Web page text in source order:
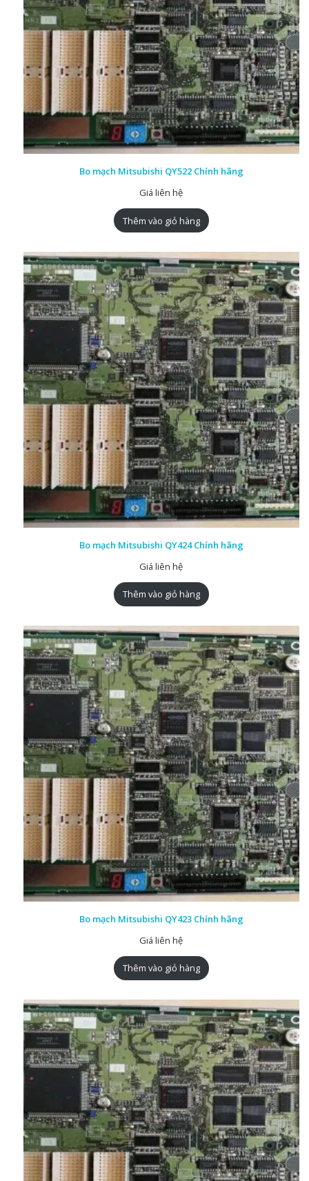
Bo mạch Mitsubishi QY522 Chính hãng
Giá liên hệ
Thêm vào giỏ hàng
Bo mạch Mitsubishi QY424 Chính hãng
Giá liên hệ
Thêm vào giỏ hàng
Bo mạch Mitsubishi QY423 Chính hãng
Giá liên hệ
Thêm vào giỏ hàng